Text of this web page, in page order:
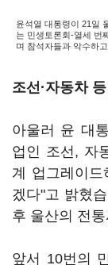
윤석열 대통령이 21일
는 민생토론회-열세 번
며 참석자들과 악수하
조선·자동차
아울러 윤 대
업인 조선, 자
계 업그레이
겠다"고 밝혔
후 울산의 전
앞서 10번의